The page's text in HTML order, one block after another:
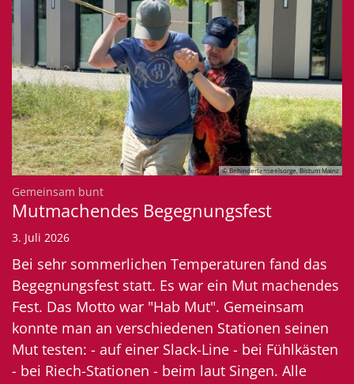
© Behindertenseelsorge, Bistum Mainz
Gemeinsam bunt:
Mutmachendes Begegnungsfest
3. Juli 2026
Bei sehr sommerlichen Temperaturen fand das
Begegnungsfest statt. Es war ein Mut machendes
Fest. Das Motto war "Hab Mut". Gemeinsam
konnte man an verschiedenen Stationen seinen
Mut testen: - auf einer Slack-Line - bei Fühlkästen
- bei Riech-Stationen - beim laut Singen. Alle